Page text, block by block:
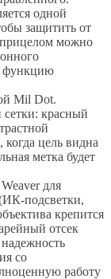
одной
защитить от
прицелом можно
функцию
Mil Dot.
красный
цель видна
метка будет
для
подсветки,
крепится
отсек
со
работу